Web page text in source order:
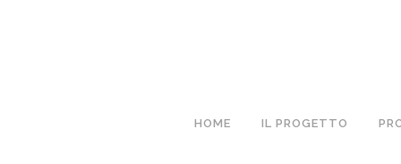
HOME IL PROGETTO